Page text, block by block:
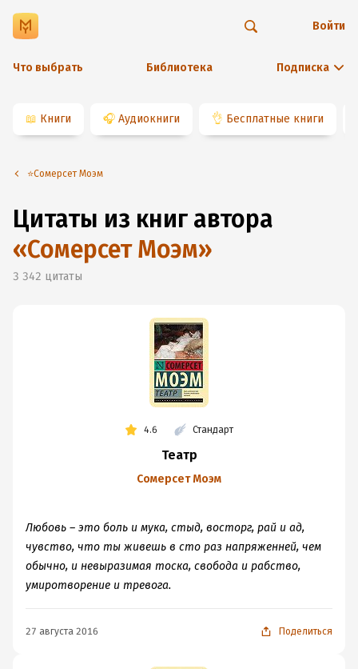
Что выбрать Библиотека Подписка
Войти
📖 Книги 🎧 Аудиокниги 👌 Бесплатные книги
⭐️Сомерсет Моэм
Цитаты из книг автора
«Сомерсет Моэм»
3 342 цитаты
4.6 Стандарт
Театр
Сомерсет Моэм
Любовь – это боль и мука, стыд, восторг, рай и ад,
чувство, что ты живешь в сто раз напряженней, чем
обычно, и невыразимая тоска, свобода и рабство,
умиротворение и тревога.
27 августа 2016 Поделиться